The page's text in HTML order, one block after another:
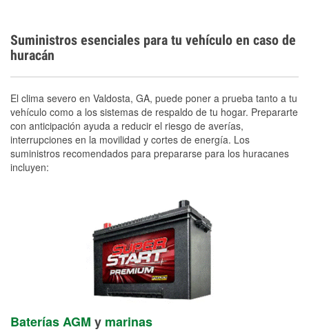
Suministros esenciales para tu vehículo en caso de
huracán
El clima severo en Valdosta, GA, puede poner a prueba tanto a tu
vehículo como a los sistemas de respaldo de tu hogar. Prepararte
con anticipación ayuda a reducir el riesgo de averías,
interrupciones en la movilidad y cortes de energía. Los
suministros recomendados para prepararse para los huracanes
incluyen:
Baterías AGM y marinas